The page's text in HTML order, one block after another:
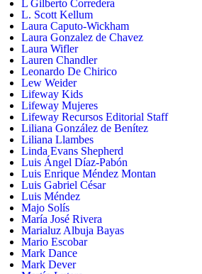
L Gilberto Corredera
L. Scott Kellum
Laura Caputo-Wickham
Laura Gonzalez de Chavez
Laura Wifler
Lauren Chandler
Leonardo De Chirico
Lew Weider
Lifeway Kids
Lifeway Mujeres
Lifeway Recursos Editorial Staff
Liliana González de Benítez
Liliana Llambes
Linda Evans Shepherd
Luis Ángel Díaz-Pabón
Luis Enrique Méndez Montan
Luis Gabriel César
Luis Méndez
Majo Solís
María José Rivera
Marialuz Albuja Bayas
Mario Escobar
Mark Dance
Mark Dever